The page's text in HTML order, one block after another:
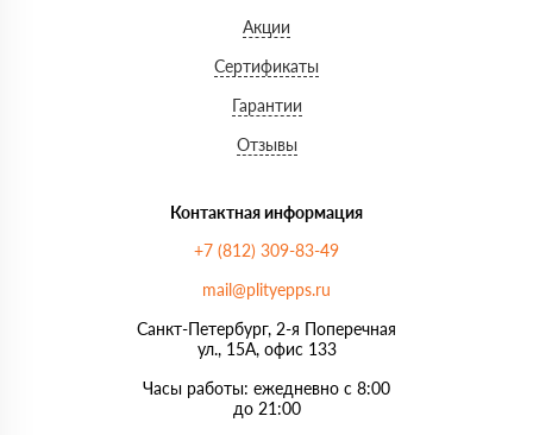
Акции
Сертификаты
Гарантии
Отзывы
Контактная информация
+7 (812) 309-83-49
mail@plityepps.ru
Санкт-Петербург, 2-я Поперечная
ул., 15А, офис 133
Часы работы: ежедневно с 8:00
до 21:00